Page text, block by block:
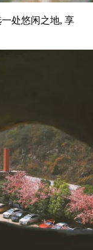
处悠闲之地, 享